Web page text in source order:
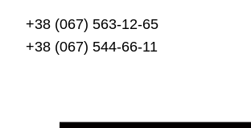
+38 (067) 563-12-65
+38 (067) 544-66-11